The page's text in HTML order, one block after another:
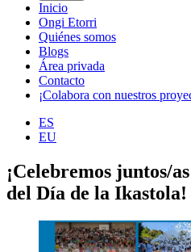
Inicio
Ongi Etorri
Quiénes somos
Blogs
Área privada
Contacto
¡Colabora con nuestros
ES
EU
¡Celebremos juntos/
del Día de la Ikastola!